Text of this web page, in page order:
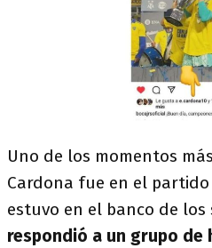
Uno de los momentos
Cardona fue en el
estuvo en el banco de los
respondió a un grupo de